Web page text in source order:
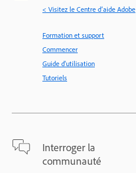
< Visitez le Centre d’aide Adobe
Formation et support
Commencer
Guide d'utilisation
Tutoriels
Interroger la
communauté